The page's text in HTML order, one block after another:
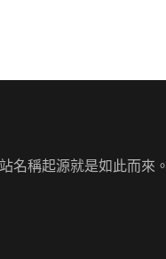
名稱起源就是如此而來。